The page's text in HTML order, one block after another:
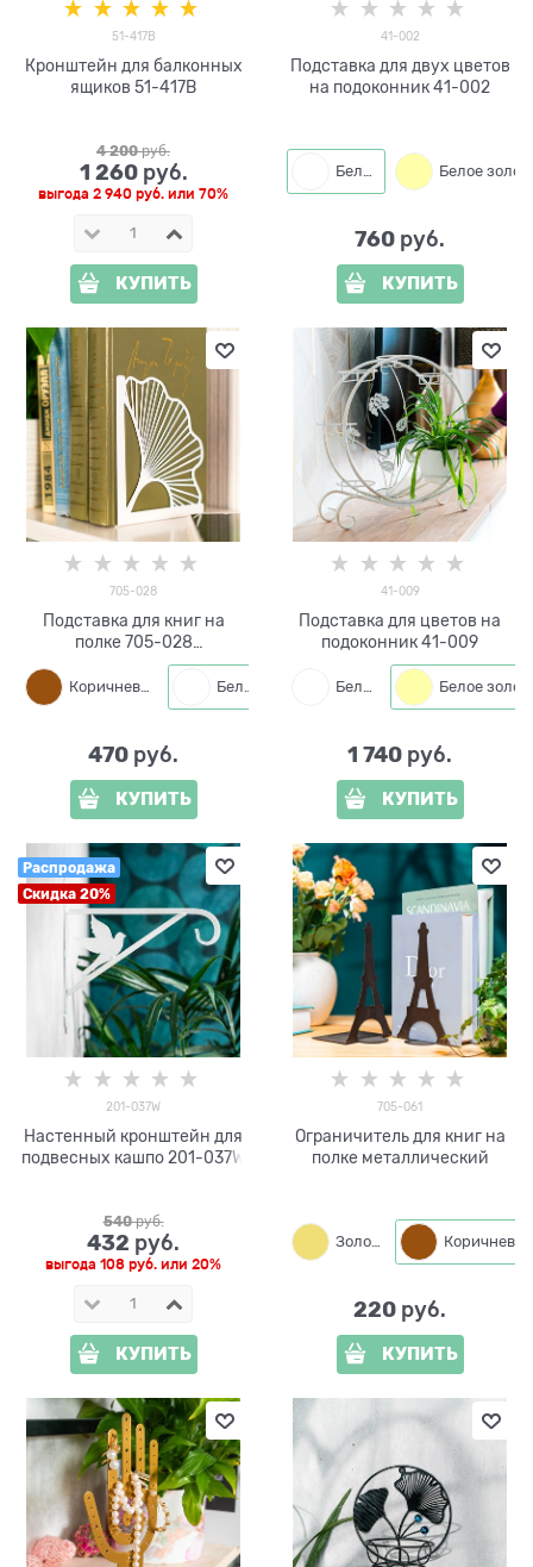
51-417B
Кронштейн для балконных
ящиков 51-417B
4 200 руб.
1 260 руб.
выгода 2 940 руб. или 70%
КУПИТЬ
41-002
Подставка для двух цветов
на подоконник 41-002
Белый
760 руб.
КУПИТЬ
705-028
Подставка для книг на
полке 705-028
металлическая
Коричневый Белый Черный
470 руб.
КУПИТЬ
41-009
Подставка для цветов на
подоконник 41-009
Белый
1 740 руб.
КУПИТЬ
Распродажа
Скидка 20%
201-037W
Настенный кронштейн для
подвесных кашпо 201-037W
540 руб.
432 руб.
выгода 108 руб. или 20%
КУПИТЬ
705-061
Ограничитель для книг на
полке металлический
Золото
220 руб.
КУПИТЬ